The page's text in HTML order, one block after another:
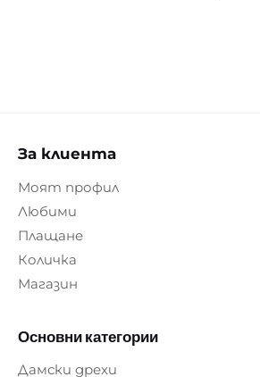
За клиента
Моят профил
Любими
Плащане
Количка
Магазин
Основни категории
Дамски дрехи